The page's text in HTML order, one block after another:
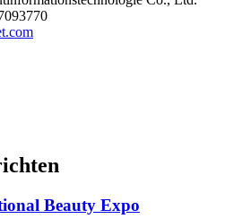
Beauty Expo